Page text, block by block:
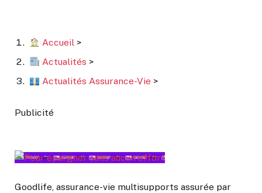
Accueil>
Actualités >
Actualités Assurance-Vie >
Publicité
Goodlife, assurance-vie multisupports assurée par